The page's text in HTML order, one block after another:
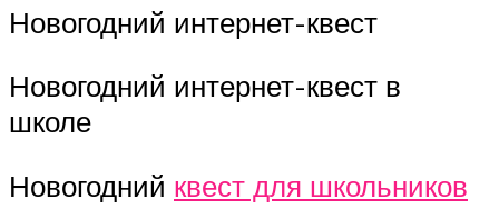
Новогодний интернет-квест
Новогодний интернет-квест в
школе
Новогодний квест для школьников